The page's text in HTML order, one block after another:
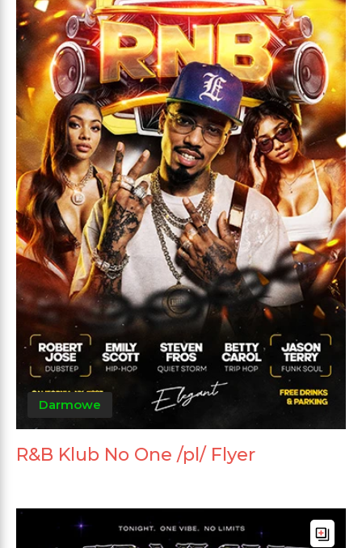
Darmowe
R&B Klub No One /pl/ Flyer